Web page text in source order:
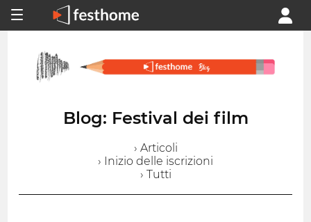
Blog: Festival dei film
› Articoli
› Inizio delle iscrizioni
› Tutti